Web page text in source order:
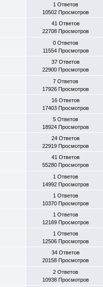
1 Ответов
10502 Просмотров
41 Ответов
22708 Просмотров
0 Ответов
11554 Просмотров
37 Ответов
22900 Просмотров
7 Ответов
17926 Просмотров
16 Ответов
17403 Просмотров
5 Ответов
18924 Просмотров
24 Ответов
22919 Просмотров
41 Ответов
55280 Просмотров
1 Ответов
14992 Просмотров
1 Ответов
10370 Просмотров
1 Ответов
12169 Просмотров
1 Ответов
12506 Просмотров
34 Ответов
20158 Просмотров
2 Ответов
10938 Просмотров